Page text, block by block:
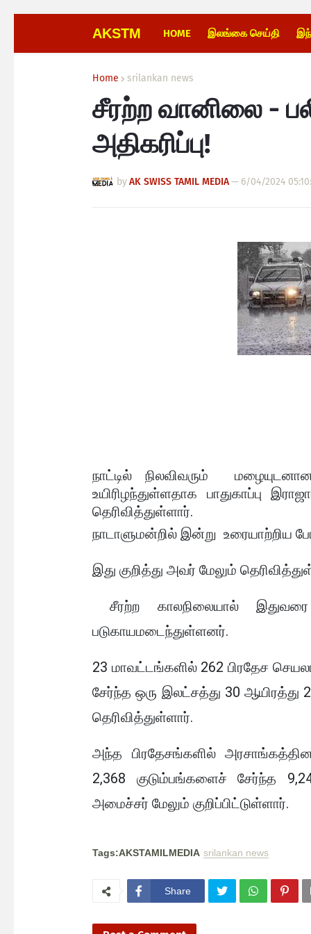
AKSTM HOME இலங்கை செய்தி
Home srilankan news
சீரற்ற வானிலை -
அதிகரிப்பு!
byAK SWISS TAMIL MEDIA— 6/04/2024
நாட்டில் நிலவிவரும்
உயிரிழந்துள்ளதாக பாதுகாப்பு
தெரிவித்துள்ளார்.
நாடாளுமன்றில் இன்று உரையாற்றிய
இது குறித்து அவர் மேலும்
சீரற்ற காலநிலையால்
படுகாயமடைந்துள்ளனர்.
23 மாவட்டங்களில் 262 பிரதேச
சேர்ந்த ஒரு இலட்சத்து 30 ஆயிரத்து
தெரிவித்துள்ளார்.
அந்த பிரதேசங்களில்
2,368 குடும்பங்களைச் சேர்ந்த
அமைச்சர் மேலும் குறிப்பிட்டுள்ளார்.
Tags:AKSTAMILMEDIA srilankan news
Share